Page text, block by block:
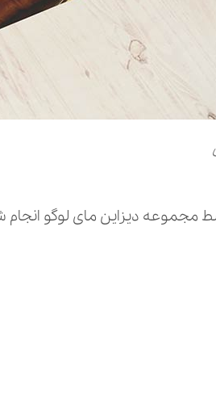
مجموعه دیزاین مای لوگو